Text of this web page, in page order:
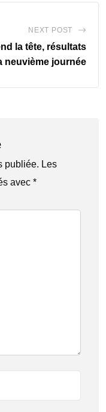
NEXT POST
la tête, résultats
neuvième journée
publiée. Les
avec *